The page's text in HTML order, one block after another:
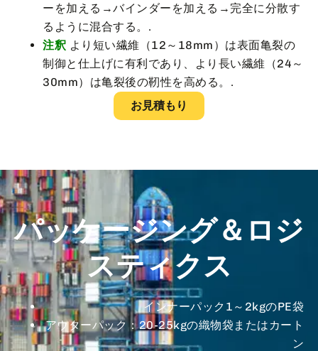
ーを加える→バインダーを加える→完全に分散す
るように混合する。.
注釈 より短い繊維（12～18mm）は表面亀裂の
制御と仕上げに有利であり、より長い繊維（24～
30mm）は亀裂後の靭性を高める。.
お見積もり
パッケージング＆ロジ
スティクス
インナーパック1～2kgのPE袋
アウターパック：20-25kgの織物袋またはカート
ン